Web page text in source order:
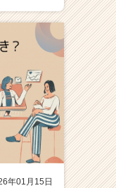
年01月15日